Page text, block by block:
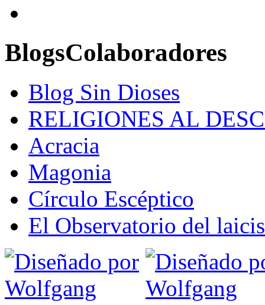
BlogsColaboradores
Blog Sin Dioses
RELIGIONES AL
Acracia
Magonia
Círculo Escéptico
El Observatorio del